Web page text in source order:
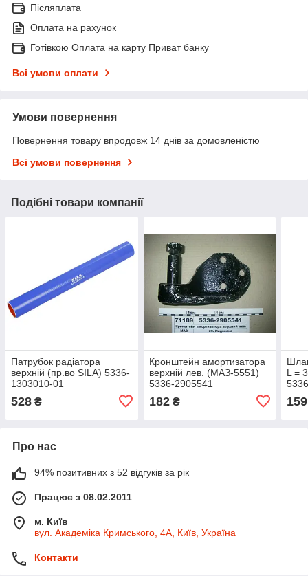
Післяплата
Оплата на рахунок
Готівкою Оплата на карту Приват банку
Всі умови оплати
Умови повернення
Повернення товару впродовж 14 днів за домовленістю
Всі умови повернення
Подібні товари компанії
Патрубок радіатора
верхній (пр.во SILA) 5336-
1303010-01
528 ₴
Кронштейн амортизатора
верхній лев. (МАЗ-5551)
5336-2905541
182₴
L =
159
Про нас
94% позитивних з 52 відгуків за рік
Працює з 08.02.2011
м. Київ
вул. Академіка Кримського, 4А, Київ, Україна
Контакти